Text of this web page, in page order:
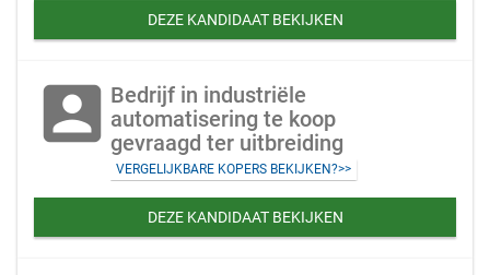
DEZE KANDIDAAT BEKIJKEN
account_box Bedrijf in industriële
automatisering te koop
gevraagd ter uitbreiding
VERGELIJKBARE KOPERS BEKIJKEN?>>
DEZE KANDIDAAT BEKIJKEN